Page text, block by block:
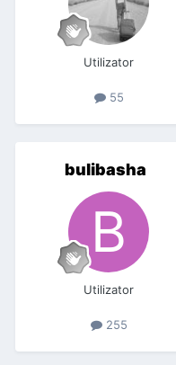
Utilizator
55
bulibasha
Utilizator
255